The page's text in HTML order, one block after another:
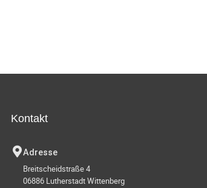
Kontakt
Adresse
Breitscheidstraße 4
06886 Lutherstadt Wittenberg